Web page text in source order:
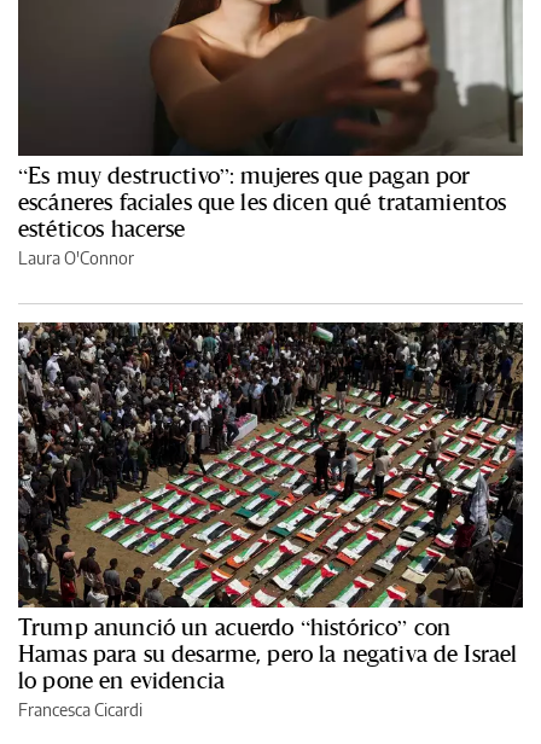
“Es muy destructivo”: mujeres que pagan por
escáneres faciales que les dicen qué tratamientos
estéticos hacerse
Laura O'Connor
Trump anunció un acuerdo “histórico” con
Hamas para su desarme, pero la negativa de Israel
lo pone en evidencia
Francesca Cicardi